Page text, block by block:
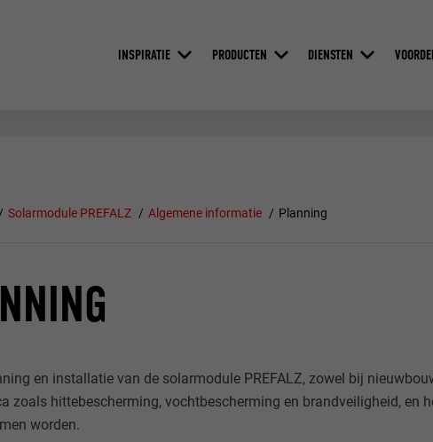
INSPIRATIE PRODUCTEN DIENSTEN
Solarmodule PREFALZ Algemene informatie Planning
en installatie van de solarmodule PREFALZ, zowel bij
zoals hittebescherming, vochtbescherming en brandveiligheid, en
worden.